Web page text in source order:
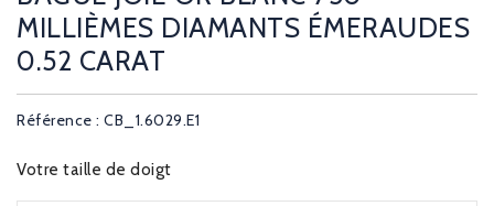
MILLIÈMES DIAMANTS ÉMERAUDES
0.52 CARAT
Référence : CB_1.6029.E1
Votre taille de doigt